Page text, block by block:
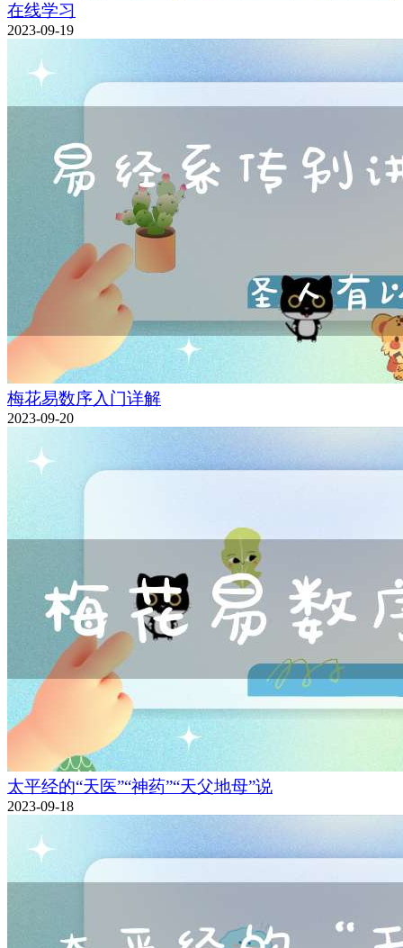
在线学习
2023-09-19
梅花易数序入门详解
2023-09-20
太平经的“天医”“神药”“天父地母”说
2023-09-18